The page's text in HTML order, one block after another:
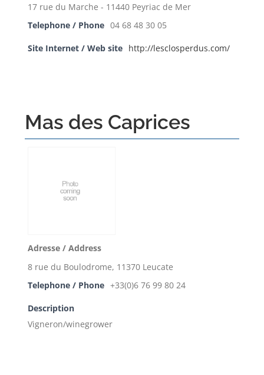
17 rue du Marche - 11440 Peyriac de Mer
Telephone / Phone 04 68 48 30 05
Site Internet / Web site http://lesclosperdus.com/
Mas des Caprices
Adresse / Address
8 rue du Boulodrome, 11370 Leucate
Telephone / Phone +33(0)6 76 99 80 24
Description
Vigneron/winegrower